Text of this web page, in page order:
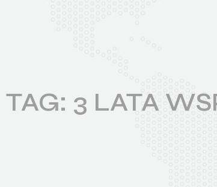
TAG: 3 LATA